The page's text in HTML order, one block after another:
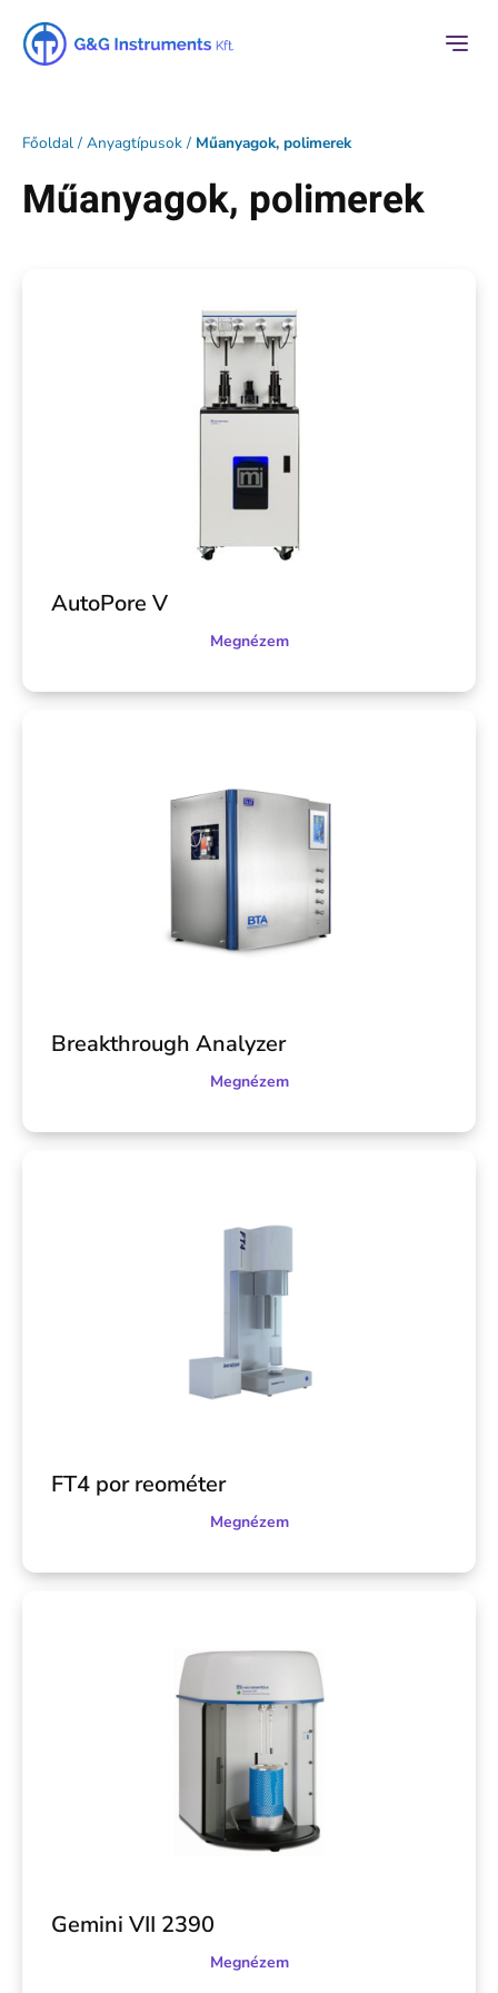
Főoldal / Anyagtípusok / Műanyagok, polimerek
Műanyagok, polimerek
AutoPore V
Megnézem
Breakthrough Analyzer
Megnézem
FT4 por reométer
Megnézem
Gemini VII 2390
Megnézem